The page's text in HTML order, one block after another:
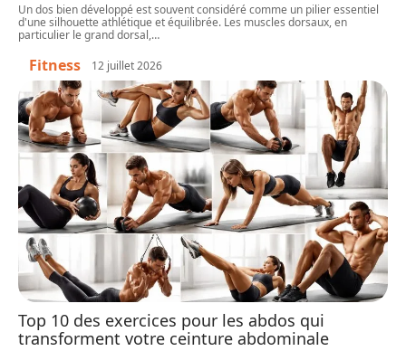
Un dos bien développé est souvent considéré comme un pilier essentiel
d'une silhouette athlétique et équilibrée. Les muscles dorsaux, en
particulier le grand dorsal,…
Fitness 12 juillet 2026
Top 10 des exercices pour les abdos qui
transforment votre ceinture abdominale